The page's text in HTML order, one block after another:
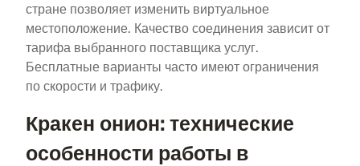
стране позволяет изменить виртуальное
местоположение. Качество соединения зависит от
тарифа выбранного поставщика услуг.
Бесплатные варианты часто имеют ограничения
по скорости и трафику.
Кракен онион: технические
особенности работы в